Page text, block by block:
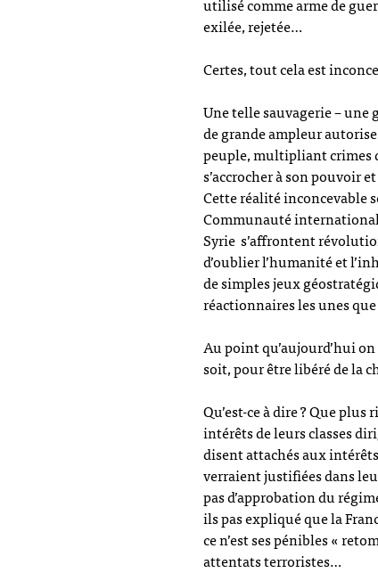
exilée, rejetée…
Certes, tout cela est
Une telle sauvagerie – une
de grande ampleur
peuple, multipliant crimes
s’accrocher à son pouvoir
Cette réalité inconcevable
Communauté
Syrie s’affrontent
d’oublier l’humanité et
de simples jeux
réactionnaires les unes
Au point qu’aujourd’hui
soit, pour être libéré de la
Qu’est-ce à dire ? Que
intérêts de leurs classes
disent attachés aux
verraient justifiées dans
pas d’approbation du
ils pas expliqué que la
ce n’est ses pénibles «
attentats terroristes…